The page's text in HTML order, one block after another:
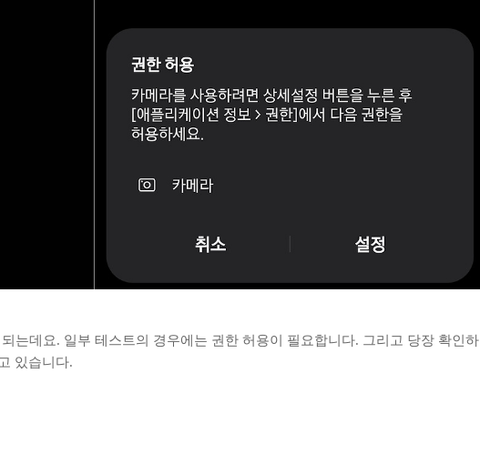
는데요. 일부 테스트의 경우에는 권한 허용이 필요합니다. 그리고 당장 확인하
있습니다.